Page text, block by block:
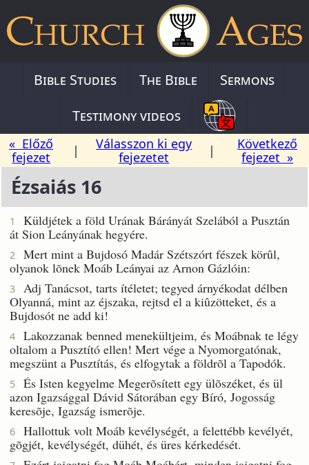
Bible Studies The Bible
Sermons
Testimony videos
« Előző
fejezet
|
Válasszon ki egy
fejezetet
|
Következő
fejezet »
Ézsaiás 16
1
Küldjétek a föld Urának Bárányát Szelából a Pusztán
át Sion Leányának hegyére.
2
Mert mint a Bujdosó Madár Szétszórt fészek körûl,
olyanok lõnek Moáb Leányai az Arnon Gázlóin:
3
Adj Tanácsot, tarts ítéletet; tegyed árnyékodat délben
Olyanná, mint az éjszaka, rejtsd el a kiûzötteket, és a
Bujdosót ne add ki!
4
Lakozzanak benned menekültjeim, és Moábnak te légy
oltalom a Pusztító ellen! Mert vége a Nyomorgatónak,
megszünt a Pusztítás, és elfogytak a földrõl a Tapodók.
5
És Isten kegyelme Megerõsített egy ülõszéket, és ül
azon Igazsággal Dávid Sátorában egy Bíró, Jogosság
keresõje, Igazság ismerõje.
6
Hallottuk volt Moáb kevélységét, a felettébb kevélyét,
gõgjét, kevélységét, dühét, és üres kérkedését.